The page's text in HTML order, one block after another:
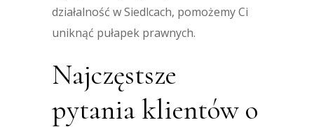
działalność w Siedlcach, pomożemy Ci
uniknąć pułapek prawnych.
Najczęstsze
pytania klientów o